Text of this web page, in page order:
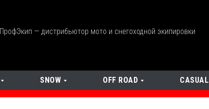
ПрофЭкип — дистрибьютор мото и снегоходной экипировки
SNOW OFF ROAD CASUAL